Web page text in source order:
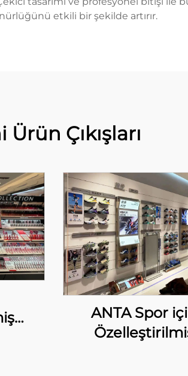
etkili bir şekilde artırır.
Ürün Çıkışları
ANTA Spor